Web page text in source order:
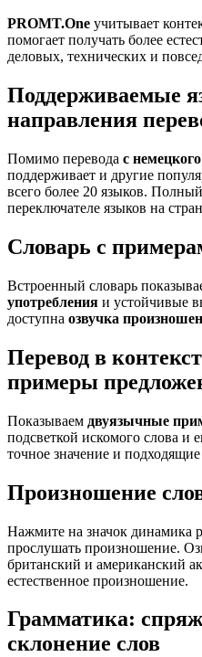
PROMT.One учитывает
помогает получать более
деловых, технических и
Поддерживаемые
направления
Помимо перевода с
поддерживает и другие
всего более 20 языков.
переключателе языков на
Словарь с
Встроенный словарь
употребления и устойчивые
доступна озвучка
Перевод в
примеры
Показываем двуязычные
подсветкой искомого слова
точное значение и
Произношение
Нажмите на значок динамика
прослушать произношение.
британский и американский
естественное произношение.
Грамматика:
склонение слов